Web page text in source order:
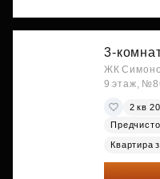
3-
ЖК
9 этаж,
2 кв
Квартира
33 062